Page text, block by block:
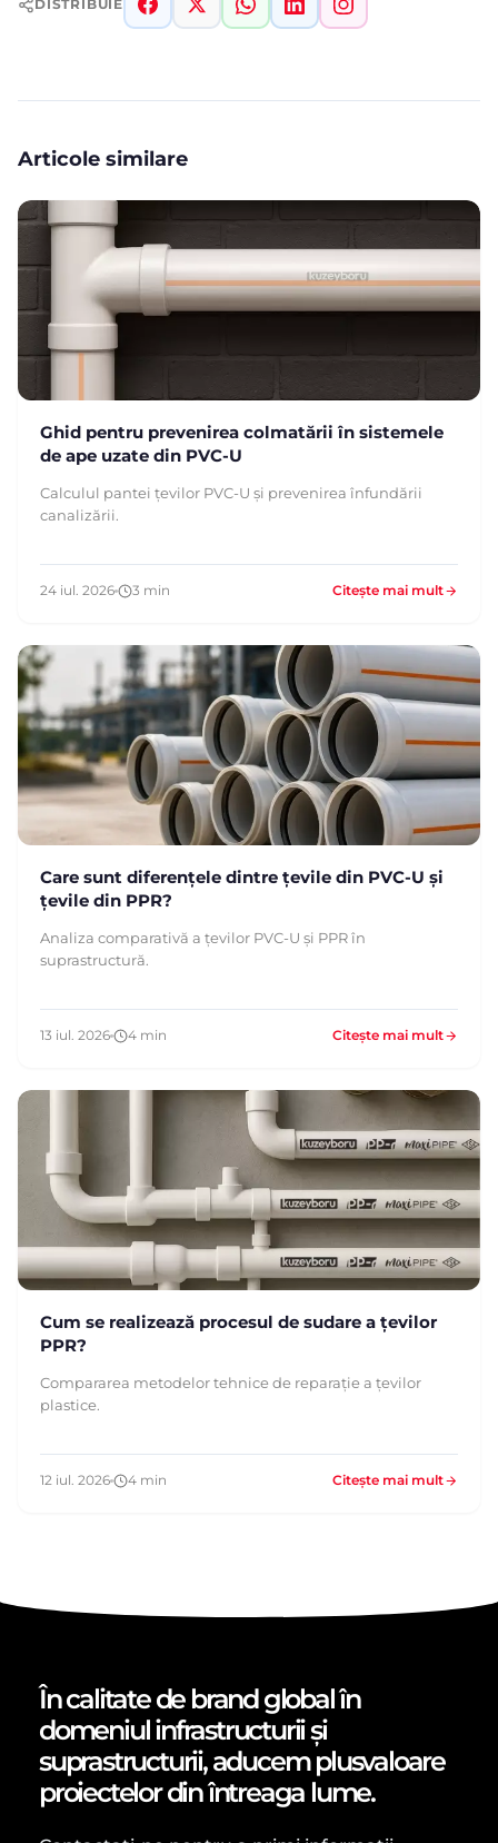
DISTRIBUIE
Articole similare
Ghid pentru prevenirea colmatării în sistemele
de ape uzate din PVC-U
Calculul pantei țevilor PVC-U și prevenirea înfundării
canalizării.
24 iul. 2026 3 min Citește mai mult
Care sunt diferențele dintre țevile din PVC-U și
țevile din PPR?
Analiza comparativă a țevilor PVC-U și PPR în
suprastructură.
13 iul. 2026 4 min Citește mai mult
Cum se realizează procesul de sudare a țevilor
PPR?
Compararea metodelor tehnice de reparație a țevilor
plastice.
12 iul. 2026 4 min Citește mai mult
În calitate de brand global în
domeniul infrastructurii și
suprastructurii, aducem plusvaloare
proiectelor din întreaga lume.